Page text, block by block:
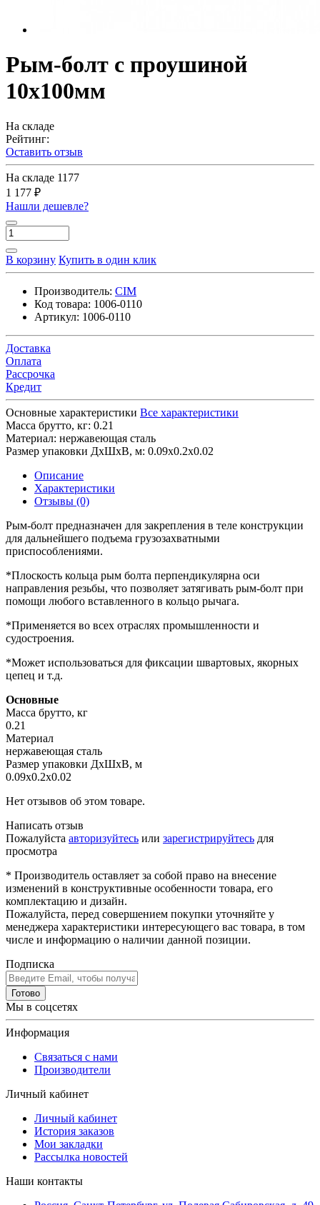
Рым-болт с проушиной
10х100мм
На складе
Рейтинг:
Оставить отзыв
На складе 1177
1 177 ₽
Нашли дешевле?
В корзину Купить в один клик
Производитель: CIM
Код товара: 1006-0110
Артикул: 1006-0110
Доставка
Оплата
Рассрочка
Кредит
Основные характеристики Все характеристики
Масса брутто, кг: 0.21
Материал: нержавеющая сталь
Размер упаковки ДхШхВ, м: 0.09x0.2x0.02
Описание
Характеристики
Отзывы (0)
Рым-болт предназначен для закрепления в теле конструкции
для дальнейшего подъема грузозахватными
приспособлениями.
*Плоскость кольца рым болта перпендикулярна оси
направления резьбы, что позволяет затягивать рым-болт при
помощи любого вставленного в кольцо рычага.
*Применяется во всех отраслях промышленности и
судостроения.
*Может использоваться для фиксации швартовых, якорных
цепец и т.д.
Основные
Масса брутто, кг
0.21
Материал
нержавеющая сталь
Размер упаковки ДхШхВ, м
0.09x0.2x0.02
Нет отзывов об этом товаре.
Написать отзыв
Пожалуйста авторизуйтесь или зарегистрируйтесь для
просмотра
* Производитель оставляет за собой право на внесение
изменений в конструктивные особенности товара, его
комплектацию и дизайн.
Пожалуйста, перед совершением покупки уточняйте у
менеджера характеристики интересующего вас товара, в том
числе и информацию о наличии данной позиции.
Подписка
Готово
Мы в соцсетях
Информация
Связаться с нами
Производители
Личный кабинет
Личный кабинет
История заказов
Мои закладки
Рассылка новостей
Наши контакты